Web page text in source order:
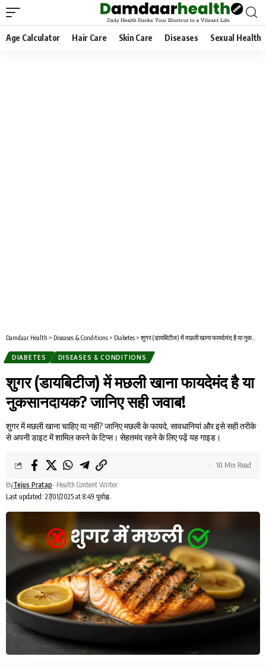
Age Calculator Hair Care Skin Care Diseases Sexual Health
Damdaar Health > Diseases & Conditions > Diabetes > शुगर (डायबिटीज) में मछली खाना फायदेमंद है या नुकसानदायक? जानिए सही जवाब!
DIABETES DISEASES & CONDITIONS
शुगर (डायबिटीज) में मछली खाना फायदेमंद है या
नुकसानदायक? जानिए सही जवाब!
शुगर में मछली खाना चाहिए या नहीं? जानिए मछली के फायदे, सावधानियां और इसे सही तरीके
से अपनी डाइट में शामिल करने के टिप्स। सेहतमंद रहने के लिए पढ़ें यह गाइड।
Last updated: 27/01/2025 at 8:49 पूर्वाह्न
ByTejus Pratap- Health Content Writer
10 Min Read